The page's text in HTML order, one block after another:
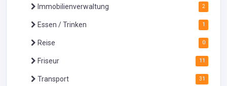
Immobilienverwaltung 2
Essen / Trinken 1
Reise 0
Friseur 11
Transport 31